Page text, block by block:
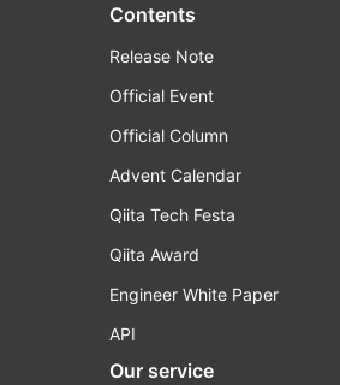
Contents
Release Note
Official Event
Official Column
Advent Calendar
Qiita Tech Festa
Qiita Award
Engineer White Paper
API
Our service